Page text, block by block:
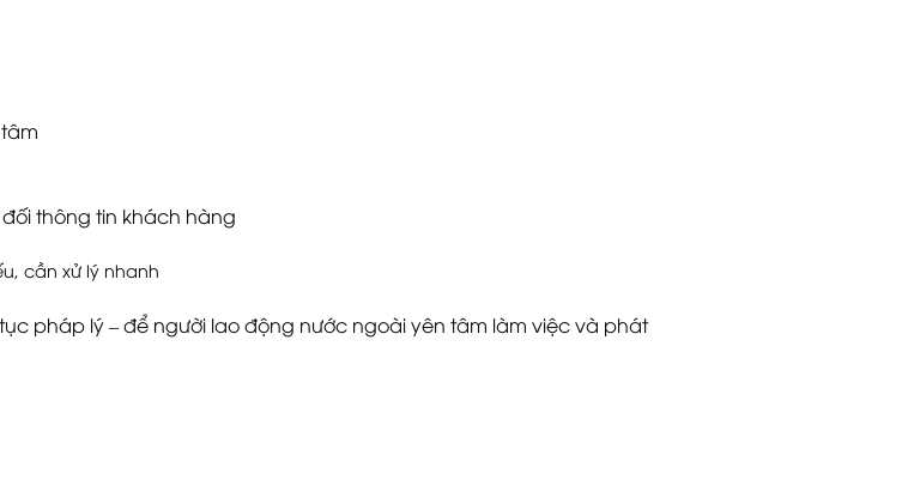
thông tin khách hàng
cần xử lý nhanh
pháp lý – để người lao động nước ngoài yên tâm làm việc và phát